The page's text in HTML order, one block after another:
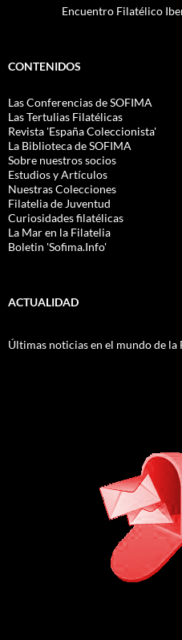
Encuentro Filatélico
CONTENIDOS
Las Conferencias de SOFIMA
Las Tertulias Filatélicas
Revista 'España Coleccionista'
La Biblioteca de SOFIMA
Sobre nuestros socios
Estudios y Artículos
Nuestras Colecciones
Filatelia de Juventud
Curiosidades filatélicas
La Mar en la Filatelia
Boletin 'Sofima.Info'
ACTUALIDAD
Últimas noticias en el mundo de la